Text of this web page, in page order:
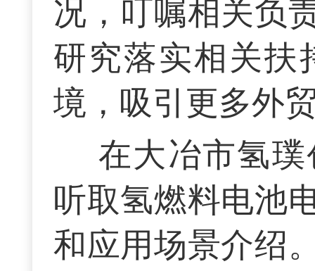
况，叮嘱相关负
研究落实相关扶
境，吸引更多外
在大冶市氢
听取氢燃料电池
和应用场景介绍